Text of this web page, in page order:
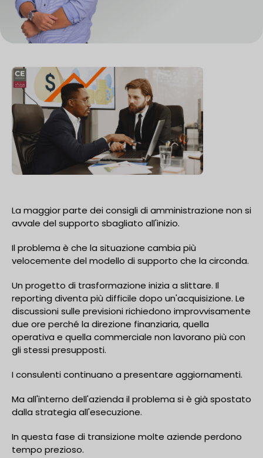
La maggior parte dei consigli di amministrazione non si
avvale del supporto sbagliato all'inizio.
Il problema è che la situazione cambia più
velocemente del modello di supporto che la circonda.
Un progetto di trasformazione inizia a slittare. Il
reporting diventa più difficile dopo un'acquisizione. Le
discussioni sulle previsioni richiedono improvvisamente
due ore perché la direzione finanziaria, quella
operativa e quella commerciale non lavorano più con
gli stessi presupposti.
I consulenti continuano a presentare aggiornamenti.
Ma all'interno dell'azienda il problema si è già spostato
dalla strategia all'esecuzione.
In questa fase di transizione molte aziende perdono
tempo prezioso.